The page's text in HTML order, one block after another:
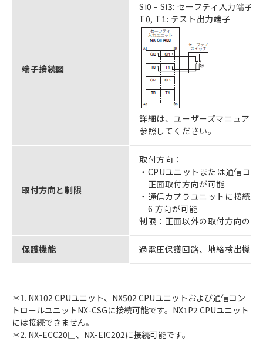
端子接続図
Si0 - Si3: セーフティ入力端子
T0, T1: テスト出力端子
詳細は、ユーザーズマニュア
参照してください。
取付方向と制限
取付方向：
・CPUユニットまたは通信コ
正面取付方向が可能
・通信カプラユニットに接続
6 方向が可能
制限：正面以外の取付方向の
保護機能 過電圧保護回路、地絡検出機能
＊1. NX102 CPUユニット、NX502 CPUユニットおよび通信コン
トロールユニットNX-CSGに接続可能です。NX1P2 CPUユニット
には接続できません。
＊2. NX-ECC20□、NX-EIC202に接続可能です。